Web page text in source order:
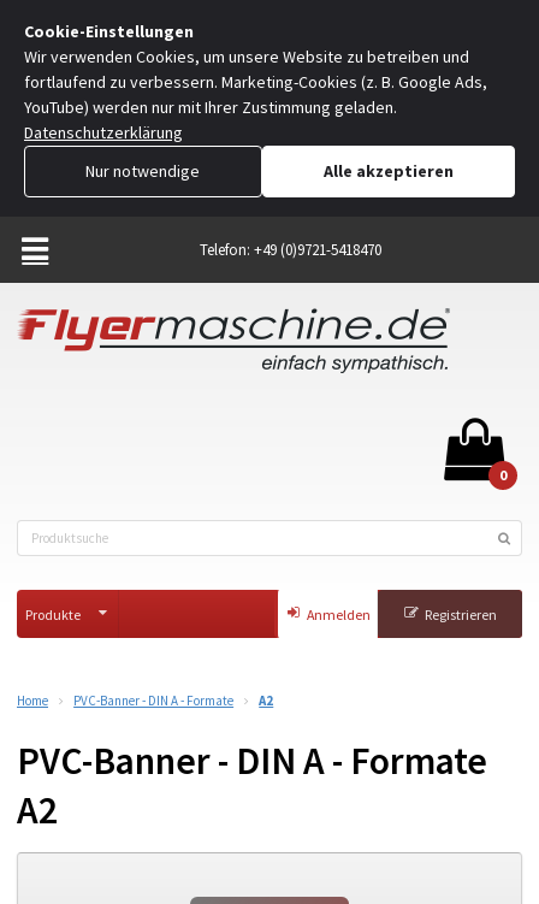
Cookie-Einstellungen
Wir verwenden Cookies, um unsere Website zu betreiben und
fortlaufend zu verbessern. Marketing-Cookies (z. B. Google Ads,
YouTube) werden nur mit Ihrer Zustimmung geladen.
Datenschutzerklärung
Nur notwendige
Alle akzeptieren
Telefon: +49 (0)9721-5418470
0
Produkte Anmelden Registrieren
Home PVC-Banner - DIN A - Formate A2
PVC-Banner - DIN A - Formate
A2